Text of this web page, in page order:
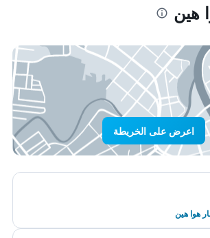
هين
اعرض على الخريطة
هوا هين